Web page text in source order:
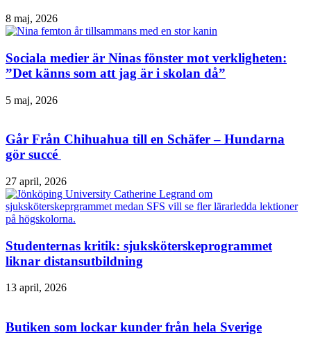
8 maj, 2026
Sociala medier är Ninas fönster mot verkligheten:
”Det känns som att jag är i skolan då”
5 maj, 2026
Går Från Chihuahua till en Schäfer – Hundarna
gör succé
27 april, 2026
Studenternas kritik: sjuksköterskeprogrammet
liknar distansutbildning
13 april, 2026
Butiken som lockar kunder från hela Sverige